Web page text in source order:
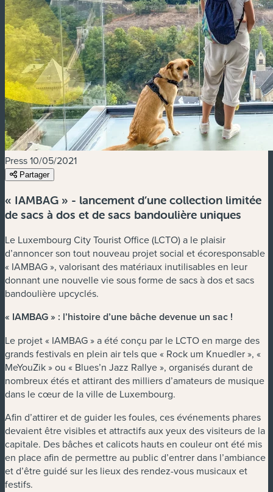
Press10/05/2021
Partager
« IAMBAG » - lancement d’une collection limitée
de sacs à dos et de sacs bandoulière uniques
Le Luxembourg City Tourist Office (LCTO) a le plaisir
d’annoncer son tout nouveau projet social et écoresponsable
« IAMBAG », valorisant des matériaux inutilisables en leur
donnant une nouvelle vie sous forme de sacs à dos et sacs
bandoulière upcyclés.
« IAMBAG » : l’histoire d’une bâche devenue un sac !
Le projet « IAMBAG » a été conçu par le LCTO en marge des
grands festivals en plein air tels que « Rock um Knuedler », «
MeYouZik » ou « Blues’n Jazz Rallye », organisés durant de
nombreux étés et attirant des milliers d’amateurs de musique
dans le cœur de la ville de Luxembourg.
Afin d’attirer et de guider les foules, ces événements phares
devaient être visibles et attractifs aux yeux des visiteurs de la
capitale. Des bâches et calicots hauts en couleur ont été mis
en place afin de permettre au public d’entrer dans l’ambiance
et d’être guidé sur les lieux des rendez-vous musicaux et
festifs.